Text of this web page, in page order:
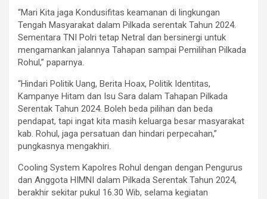
“Mari Kita jaga Kondusifitas keamanan di lingkungan
Tengah Masyarakat dalam Pilkada serentak Tahun 2024.
Sementara TNI Polri tetap Netral dan bersinergi untuk
mengamankan jalannya Tahapan sampai Pemilihan Pilkada
Rohul,” paparnya.
“Hindari Politik Uang, Berita Hoax, Politik Identitas,
Kampanye Hitam dan Isu Sara dalam Tahapan Pilkada
Serentak Tahun 2024. Boleh beda pilihan dan beda
pendapat, tapi ingat kita masih keluarga besar masyarakat
kab. Rohul, jaga persatuan dan hindari perpecahan,”
pungkasnya mengakhiri.
Cooling System Kapolres Rohul dengan dengan Pengurus
dan Anggota HIMNI dalam Pilkada Serentak Tahun 2024,
berakhir sekitar pukul 16.30 Wib, selama kegiatan